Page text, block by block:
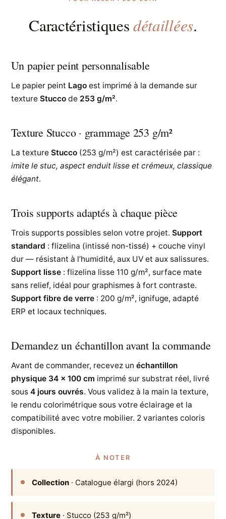
Caractéristiquesdétaillées.
Un papier peint personnalisable
Le papier peint Lago est imprimé à la demande sur
textureStucco de 253 g/m².
Texture Stucco · grammage 253 g/m²
La textureStucco (253 g/m²) est caractérisée par :
imite le stuc, aspect enduit lisse et crémeux, classique
élégant.
Trois supports adaptés à chaque pièce
Trois supports possibles selon votre projet.Support
standard : flizelina (intissé non-tissé) + couche vinyl
dur — résistant à l’humidité, aux UV et aux salissures.
Support lisse : flizelina lisse 110 g/m², surface mate
sans relief, idéal pour graphismes à fort contraste.
Support fibre de verre : 200 g/m², ignifuge, adapté
ERP et locaux techniques.
Demandez un échantillon avant la commande
Avant de commander, recevez unéchantillon
physique 34 × 100 cm imprimé sur substrat réel, livré
sous4 jours ouvrés. Vous validez à la main la texture,
le rendu colorimétrique sous votre éclairage et la
compatibilité avec votre mobilier. 2 variantes coloris
disponibles.
À NOTER
Collection · Catalogue élargi (hors 2024)
Texture · Stucco (253 g/m²)